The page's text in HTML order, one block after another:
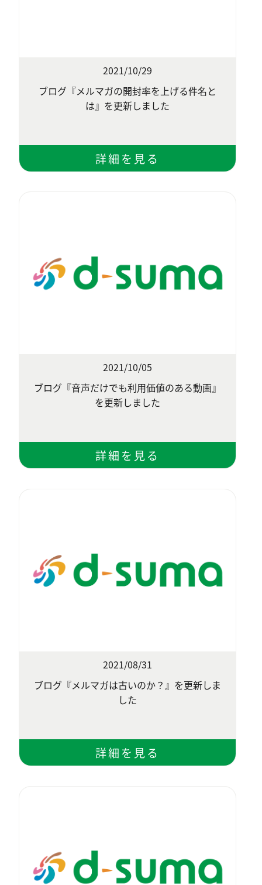
2021/10/29
ブログ『メルマガの開封率を上げる件名と
は』を更新しました
2021/10/05
ブログ『音声だけでも利用価値のある動画』
を更新しました
2021/08/31
ブログ『メルマガは古いのか？』を更新しま
した